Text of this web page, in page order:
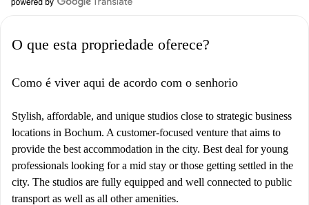
O que esta propriedade oferece?
Como é viver aqui de acordo com o senhorio
Stylish, affordable, and unique studios close to strategic business
locations in Bochum. A customer-focused venture that aims to
provide the best accommodation in the city. Best deal for young
professionals looking for a mid stay or those getting settled in the
city. The studios are fully equipped and well connected to public
transport as well as all other amenities.